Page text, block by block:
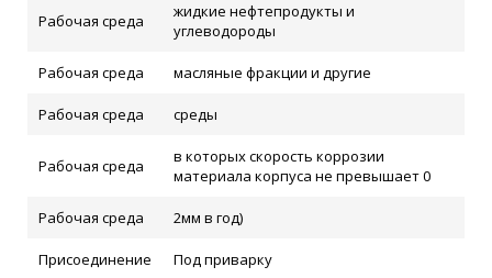
Рабочая среда
жидкие нефтепродукты и
углеводороды
Рабочая среда масляные фракции и другие
Рабочая среда среды
Рабочая среда
в которых скорость коррозии
материала корпуса не превышает 0
Рабочая среда 2мм в год)
Присоединение Под приварку